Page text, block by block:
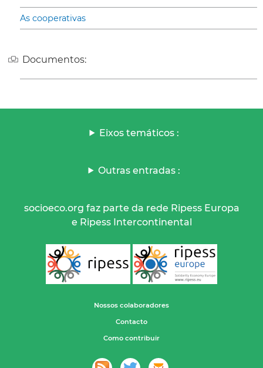
As cooperativas
Documentos:
Eixos temáticos :
Outras entradas :
socioeco.org faz parte da rede Ripess Europa
e Ripess Intercontinental
Nossos colaboradores
Contacto
Como contribuir